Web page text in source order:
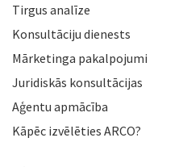
Tirgus analīze
Konsultāciju dienests
Mārketinga pakalpojumi
Juridiskās konsultācijas
Aģentu apmācība
Kāpēc izvēlēties ARCO?